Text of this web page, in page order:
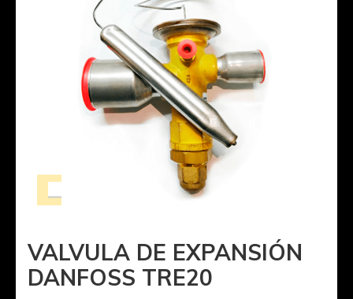
VALVULA DE EXPANSIÓN
DANFOSS TRE20